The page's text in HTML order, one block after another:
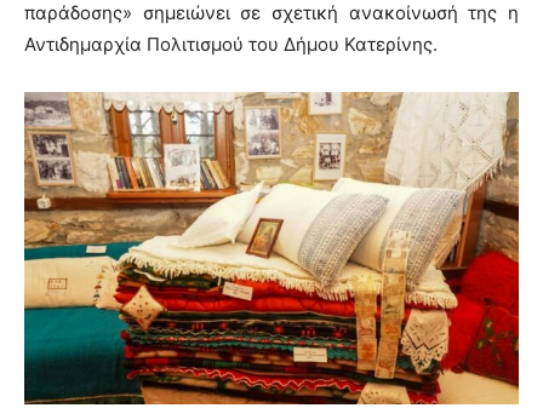
παράδοσης» σημειώνει σε σχετική ανακοίνωσή της η
Αντιδημαρχία Πολιτισμού του Δήμου Κατερίνης.